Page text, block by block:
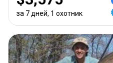
за 7 дней, 1 охотник